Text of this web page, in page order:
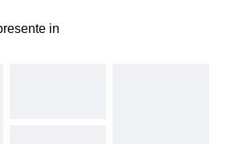
in